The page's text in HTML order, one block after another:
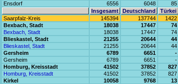
Ensdorf
6556 6048 85
Insgesamt
Deutschland Türkei
Saarpfalz-Kreis
145394 137744 1422
Bexbach, Stadt
18038 17447 74
Bexbach, Stadt
18038 17447 74
Blieskastel, Stadt
21255 20644 44
Blieskastel, Stadt
21255 20644 44
Gersheim
6789 6651 -
Gersheim
6789 6651 -
Homburg, Kreisstadt
41502 37852 827
Homburg, Kreisstadt
41502 37852 827
Kirkel
10058 9768 13